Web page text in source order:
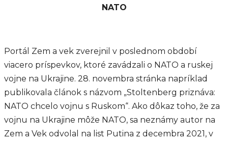
NATO
Portál Zem a vek zverejnil v poslednom období
viacero príspevkov, ktoré zavádzali o NATO a ruskej
vojne na Ukrajine. 28. novembra stránka napríklad
publikovala článok s názvom „Stoltenberg priznáva:
NATO chcelo vojnu s Ruskom“. Ako dôkaz toho, že za
vojnu na Ukrajine môže NATO, sa neznámy autor na
Zem a Vek odvolal na list Putina z decembra 2021, v